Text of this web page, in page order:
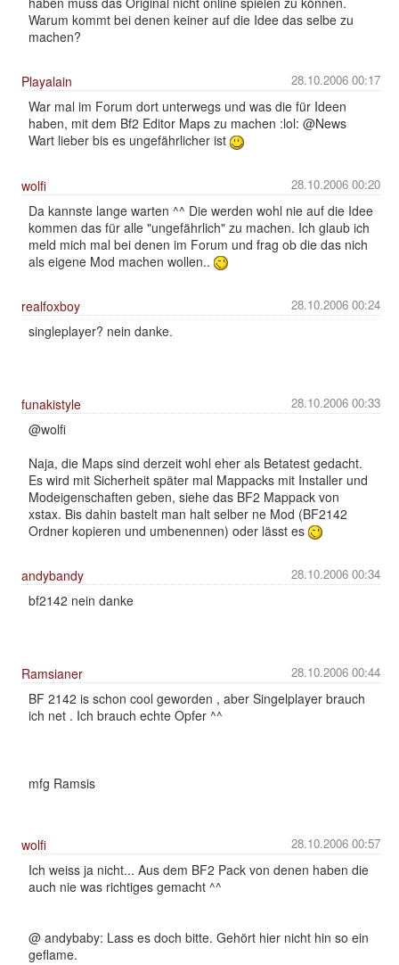
Warum kommt bei denen keiner auf die Idee das selbe zu
machen?
28.10.2006 00:17
Playalain
War mal im Forum dort unterwegs und was die für Ideen
haben, mit dem Bf2 Editor Maps zu machen :lol: @News
Wart lieber bis es ungefährlicher ist
28.10.2006 00:20
wolfi
Da kannste lange warten ^^ Die werden wohl nie auf die Idee
kommen das für alle "ungefährlich" zu machen. Ich glaub ich
meld mich mal bei denen im Forum und frag ob die das nich
als eigene Mod machen wollen..
28.10.2006 00:24
realfoxboy
singleplayer? nein danke.
28.10.2006 00:33
funakistyle
@wolfi
Naja, die Maps sind derzeit wohl eher als Betatest gedacht.
Es wird mit Sicherheit später mal Mappacks mit Installer und
Modeigenschaften geben, siehe das BF2 Mappack von
xstax. Bis dahin bastelt man halt selber ne Mod (BF2142
Ordner kopieren und umbenennen) oder lässt es
28.10.2006 00:34
andybandy
bf2142 nein danke
28.10.2006 00:44
Ramsianer
BF 2142 is schon cool geworden , aber Singelplayer brauch
ich net . Ich brauch echte Opfer ^^
mfg Ramsis
28.10.2006 00:57
wolfi
Ich weiss ja nicht... Aus dem BF2 Pack von denen haben die
auch nie was richtiges gemacht ^^
@ andybaby: Lass es doch bitte. Gehört hier nicht hin so ein
geflame.